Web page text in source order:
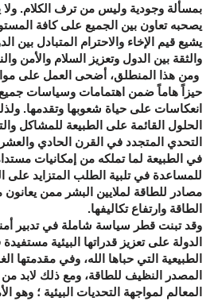
بمسألة وجودية وليس من ترف الكلام.
يصحبه تعاون بين الجميع على كافة
يشيع قيم الإخاء والاحترام المتبادل بين
والثقة بين الدول وتعزيز السلام والأمن
ومن هذا المنطلق، أضحى العمل على
حيزاً هاماً ضمن اهتمامات وسياسات جميع
انعكاسات على حياة شعوبها وتقدمها.
الحلول القائمة على الطبيعة للمشاكل
التحدي المتجدد في القرن الحادي
في الطبيعة لما تملكه من إمكانيات
للمساعدة في تلبية الطلب المتزايد على
مصادر للطاقة لملايين البشر ممن
الطاقة وارتفاع تكاليفها.
وقد تبنت قطر سياسة شاملة في تدبير
الدولة على تعزيز قدراتها البيئية
الطبيعية التي حباها الله، وفي مقدمتها
المصدر النظيف للطاقة، ومع ذلك لابد من
المعالم لمواجهة التحديات البيئية ؛